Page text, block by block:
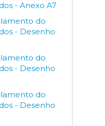
- Anexo A7
do
- Desenho
do
- Desenho
do
- Desenho